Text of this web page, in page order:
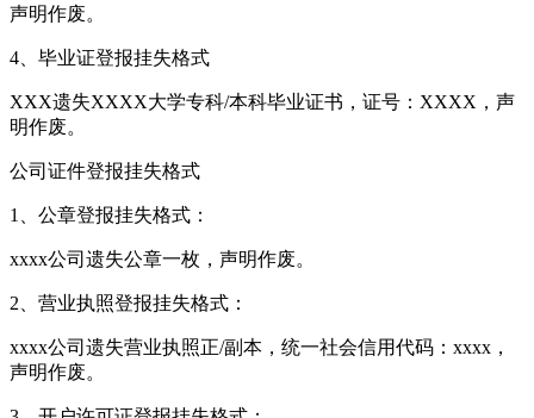
声明作废。
4、毕业证登报挂失格式
XXX遗失XXXX大学专科/本科毕业证书，证号：XXXX，声
明作废。
公司证件登报挂失格式
1、公章登报挂失格式：
xxxx公司遗失公章一枚，声明作废。
2、营业执照登报挂失格式：
xxxx公司遗失营业执照正/副本，统一社会信用代码：xxxx，
声明作废。